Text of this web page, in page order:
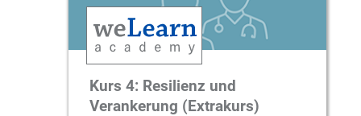
Kurs 4: Resilienz und
Verankerung (Extrakurs)